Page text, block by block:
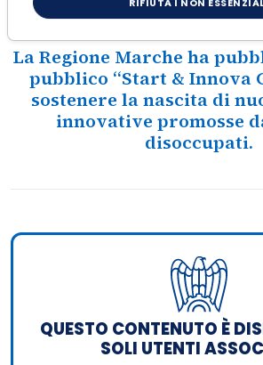
La Regione Marche ha
pubblico “Start & Innova
sostenere la nascita di
innovative promosse
disoccupati.
QUESTO CONTENUTO È
SOLI UTENTI
RIFIUTA I NON